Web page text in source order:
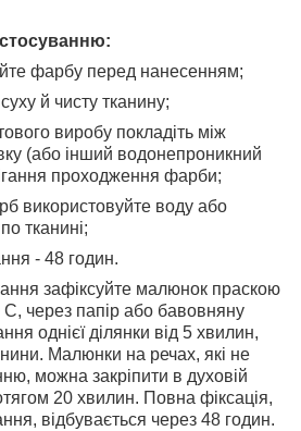
фарбу перед нанесенням;
й чисту тканину;
виробу покладіть між
(або інший водонепроникний
проходження фарби;
використовуйте воду або
тканині;
- 48 годин.
зафіксуйте малюнок праскою
через папір або бавовняну
однієї ділянки від 5 хвилин,
Малюнки на речах, які не
можна закріпити в духовій
20 хвилин. Повна фіксація,
відбувається через 48 годин.